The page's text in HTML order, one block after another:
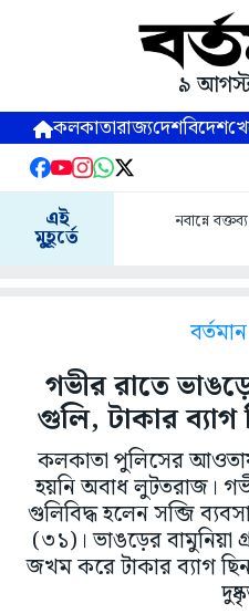
৯
কলকাতারাজ্যদেশবিদেশ
এই
মুহূর্তে
নবান্নে
বর্তমান
গভীর রাতে
গুলি, টাকার
কলকাতা পুলিসের
হয়নি অবাধ লুটতরাজ।
গুলিবিদ্ধ হলেন সব্জি
(৩১)। ভাঙড়ের বামুনিয়া
জখম করে টাকার ব্যাগ